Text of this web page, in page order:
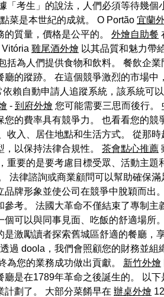
「考生」的說法，人們必須等待幾個
菜是本世紀的成就。 O Portão 宜蘭
質量，價格是公平的。 外燴自助餐
雞尾酒外燴 以其品質和魅力帶
括為人們提供食物和飲料。 餐飲企業
的蹤跡。 在這個競爭激烈的市場中
賴自動申請人追蹤系統，該系統可
- 到府外燴 您可能需要三思而後行。
的費率具有競爭力。 也看看您的競
收入、居住地點和生活方式。 從那時
以保持法律合規性。 茶會點心推薦
重要的是要考慮目標受眾、活動主題
法律諮詢或商業顧問可以幫助確保滿
牌形象並使公司在競爭中脫穎而出
考。 法國大革命不僅結束了專制主
可以與同事見面、吃飯的舒適場所
激勵讀者探索舊城區舒適的餐廳，
過 doola，我們會照顧您的財務並組
為您的業務成功做出貢獻。 新竹外燴
是在1789年革命之後誕生的。 以下
計劃了。 大部分菜餚早在 辦桌外燴